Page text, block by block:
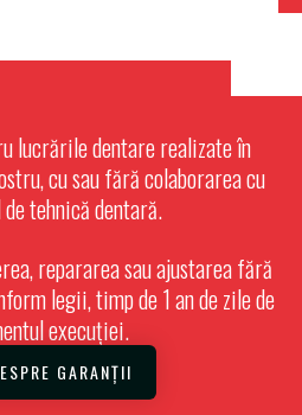
lucrările dentare realizate în
cu sau fără colaborarea cu
tehnică dentară.
repararea sau ajustarea fără
legii, timp de 1 an de zile de
execuției.
GARANȚII